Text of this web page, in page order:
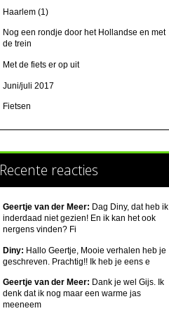
Haarlem (1)
Nog een rondje door het Hollandse en met
de trein
Met de fiets er op uit
Juni/juli 2017
Fietsen
Recente reacties
Geertje van der Meer: Dag Diny, dat heb ik
inderdaad niet gezien! En ik kan het ook
nergens vinden? Fi
Diny: Hallo Geertje, Mooie verhalen heb je
geschreven. Prachtig!! Ik heb je eens e
Geertje van der Meer: Dank je wel Gijs. Ik
denk dat ik nog maar een warme jas
meeneem